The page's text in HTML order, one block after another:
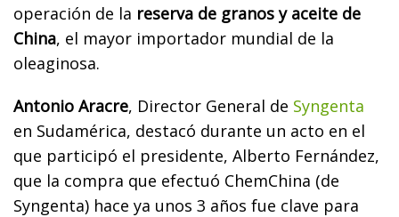
operación de la reserva de granos y aceite de
China, el mayor importador mundial de la
oleaginosa.
Antonio Aracre, Director General de Syngenta
en Sudamérica, destacó durante un acto en el
que participó el presidente, Alberto Fernández,
que la compra que efectuó ChemChina (de
Syngenta) hace ya unos 3 años fue clave para